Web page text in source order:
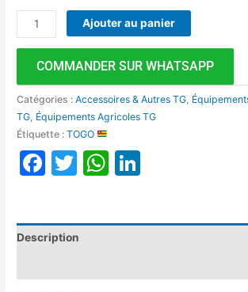
Ajouter au panier
COMMANDER SUR WHATSAPP
Catégories :Accessoires & Autres TG
TG Équipements Agricoles TG
Étiquette :TOGO
Facebook
TwitterWhatsApp
Description